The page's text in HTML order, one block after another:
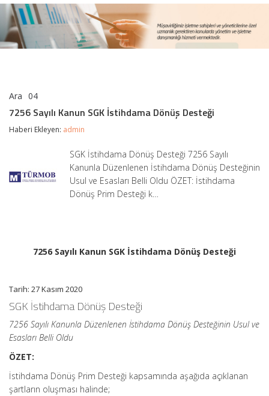
Ara 04
Kanun
SGK
Desteği
7256 Sayılı Kanun SGK İstihdama Dönüş Desteği
Haberi Ekleyen: admin
SGK İstihdama Dönüş Desteği 7256 Sayılı
Kanunla Düzenlenen İstihdama Dönüş Desteğinin
Usul ve Esasları Belli Oldu ÖZET: İstihdama
Dönüş Prim Desteği k…
7256 Sayılı Kanun SGK İstihdama Dönüş Desteği
Tarih: 27 Kasım 2020
SGK İstihdama Dönüş Desteği
7256 Sayılı Kanunla Düzenlenen İstihdama Dönüş Desteğinin Usul ve
Esasları Belli Oldu
ÖZET:
İstihdama Dönüş Prim Desteği kapsamında aşağıda açıklanan
şartların oluşması halinde;